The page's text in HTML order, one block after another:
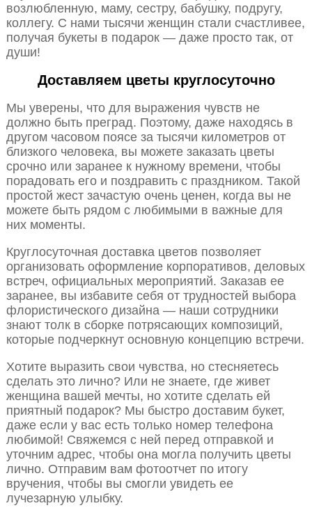
возлюбленную, маму, сестру, бабушку, подругу,
коллегу. С нами тысячи женщин стали счастливее,
получая букеты в подарок — даже просто так, от
души!
Доставляем цветы круглосуточно
Мы уверены, что для выражения чувств не
должно быть преград. Поэтому, даже находясь в
другом часовом поясе за тысячи километров от
близкого человека, вы можете заказать цветы
срочно или заранее к нужному времени, чтобы
порадовать его и поздравить с праздником. Такой
простой жест зачастую очень ценен, когда вы не
можете быть рядом с любимыми в важные для
них моменты.
Круглосуточная доставка цветов позволяет
организовать оформление корпоративов, деловых
встреч, официальных мероприятий. Заказав ее
заранее, вы избавите себя от трудностей выбора
флористического дизайна — наши сотрудники
знают толк в сборке потрясающих композиций,
которые подчеркнут основную концепцию встречи.
Хотите выразить свои чувства, но стесняетесь
сделать это лично? Или не знаете, где живет
женщина вашей мечты, но хотите сделать ей
приятный подарок? Мы быстро доставим букет,
даже если у вас есть только номер телефона
любимой! Свяжемся с ней перед отправкой и
уточним адрес, чтобы она могла получить цветы
лично. Отправим вам фотоотчет по итогу
вручения, чтобы вы смогли увидеть ее
лучезарную улыбку.